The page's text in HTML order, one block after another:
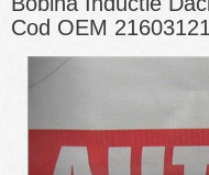
Cod OEM
Previous